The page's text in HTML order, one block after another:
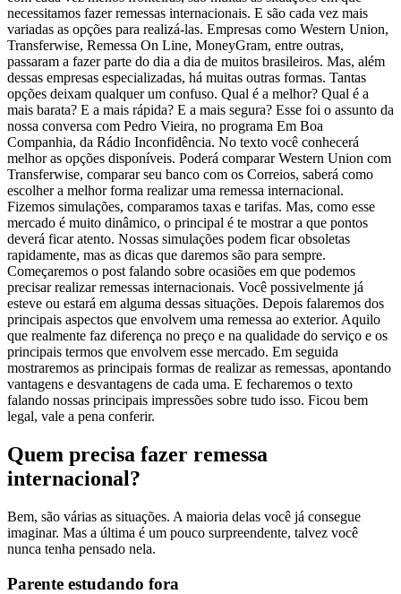
necessitamos fazer remessas internacionais. E são cada vez mais
variadas as opções para realizá-las. Empresas como Western Union,
Transferwise, Remessa On Line, MoneyGram, entre outras,
passaram a fazer parte do dia a dia de muitos brasileiros. Mas, além
dessas empresas especializadas, há muitas outras formas. Tantas
opções deixam qualquer um confuso. Qual é a melhor? Qual é a
mais barata? E a mais rápida? E a mais segura? Esse foi o assunto da
nossa conversa com Pedro Vieira, no programa Em Boa
Companhia, da Rádio Inconfidência. No texto você conhecerá
melhor as opções disponíveis. Poderá comparar Western Union com
Transferwise, comparar seu banco com os Correios, saberá como
escolher a melhor forma realizar uma remessa internacional.
Fizemos simulações, comparamos taxas e tarifas. Mas, como esse
mercado é muito dinâmico, o principal é te mostrar a que pontos
deverá ficar atento. Nossas simulações podem ficar obsoletas
rapidamente, mas as dicas que daremos são para sempre.
Começaremos o post falando sobre ocasiões em que podemos
precisar realizar remessas internacionais. Você possivelmente já
esteve ou estará em alguma dessas situações. Depois falaremos dos
principais aspectos que envolvem uma remessa ao exterior. Aquilo
que realmente faz diferença no preço e na qualidade do serviço e os
principais termos que envolvem esse mercado. Em seguida
mostraremos as principais formas de realizar as remessas, apontando
vantagens e desvantagens de cada uma. E fecharemos o texto
falando nossas principais impressões sobre tudo isso. Ficou bem
legal, vale a pena conferir.
Quem precisa fazer remessa
internacional?
Bem, são várias as situações. A maioria delas você já consegue
imaginar. Mas a última é um pouco surpreendente, talvez você
nunca tenha pensado nela.
Parente estudando fora